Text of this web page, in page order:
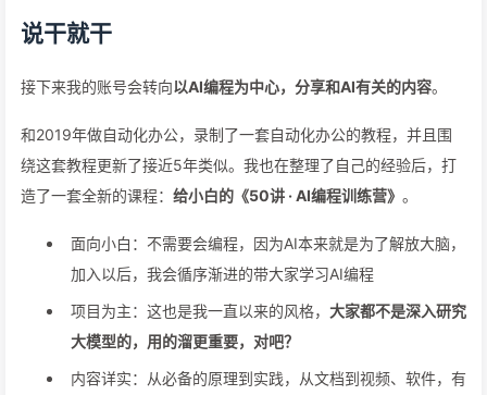
说干就干
接下来我的账号会转向以AI编程为中心，分享和AI有关的内容。
和2019年做自动化办公，录制了一套自动化办公的教程，并且围
绕这套教程更新了接近5年类似。我也在整理了自己的经验后，打
造了一套全新的课程： 给小白的《50讲 · AI编程训练营》 。
面向小白：不需要会编程，因为AI本来就是为了解放大脑，
加入以后，我会循序渐进的带大家学习AI编程
项目为主：这也是我一直以来的风格， 大家都不是深入研究
大模型的，用的溜更重要，对吧？
内容详实：从必备的原理到实践，从文档到视频、软件，有